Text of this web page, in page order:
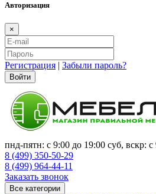
Авторизация
×
Регистрация | Забыли пароль?
Войти
пнд-пятн: с 9:00 до 19:00 суб, вскр:
8 (499) 350-50-29
8 (499) 964-44-11
Заказать звонок
Все категории